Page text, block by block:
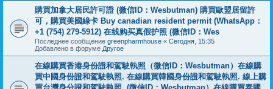
購買加拿大居民許可證 (微信ID：Wesbutman) 購買歐盟居留許
可，購買美國綠卡 Buy canadian resident permit (WhatsApp：
+1 (754) 279-5912) 在线购买真假护照 (微信ID：Wes
Последнее сообщение greenpharmhouse « Сегодня, 15:35
Добавлено в форуме Другое
在線購買香港身份證和駕駛執照（微信ID：Wesbutman）在線購
買中國身份證和駕駛執照. 在線購買韓國身份證和駕駛執照. 線上購
買台灣身分證和駕駛執照. (微信ID：Wesbutman）在線購買泰國